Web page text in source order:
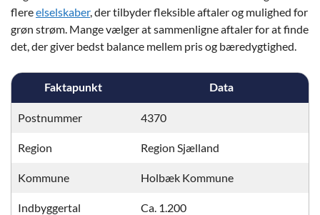
flereelselskaber, der tilbyder fleksible aftaler og mulighed for
grøn strøm. Mange vælger at sammenligne aftaler for at finde
det, der giver bedst balance mellem pris og bæredygtighed.
Faktapunkt Data
Postnummer 4370
Region Region Sjælland
Kommune Holbæk Kommune
Indbyggertal Ca. 1.200